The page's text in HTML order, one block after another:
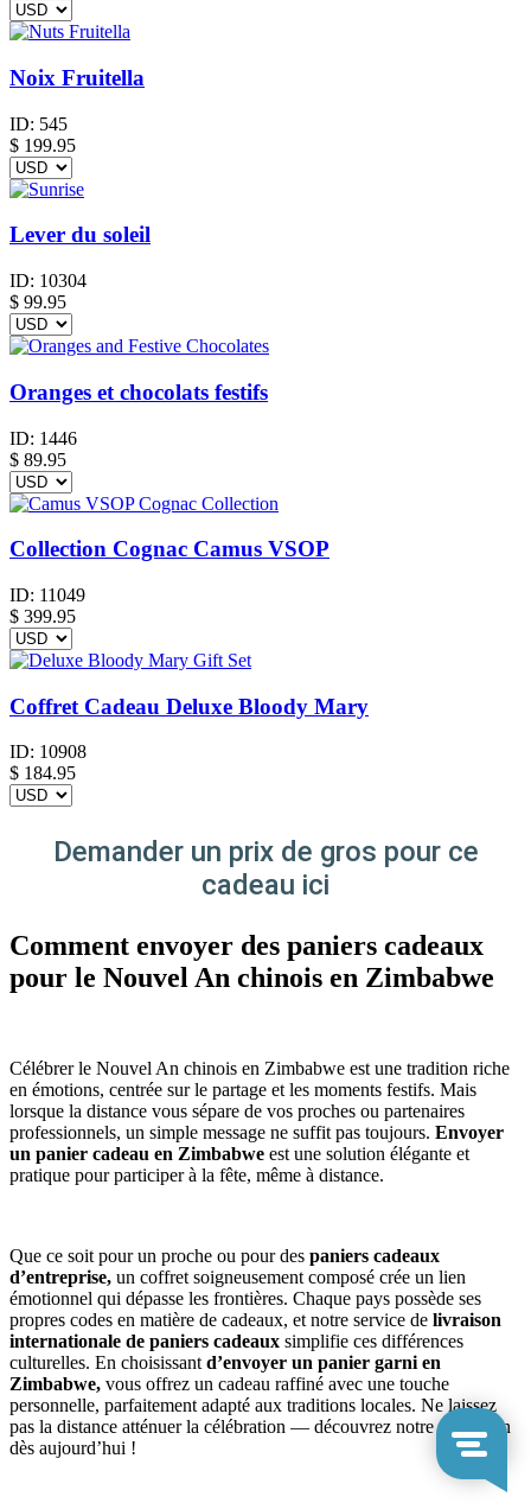
Noix Fruitella
ID: 545
$ 199.95
Lever du soleil
ID: 10304
$ 99.95
Oranges et chocolats festifs
ID: 1446
$ 89.95
Collection Cognac Camus VSOP
ID: 11049
$ 399.95
Coffret Cadeau Deluxe Bloody Mary
ID: 10908
$ 184.95
Demander un prix de gros pour ce
cadeau ici
Comment envoyer des paniers cadeaux
pour le Nouvel An chinois en Zimbabwe
Célébrer le Nouvel An chinois en Zimbabwe est une tradition riche
en émotions, centrée sur le partage et les moments festifs. Mais
lorsque la distance vous sépare de vos proches ou partenaires
professionnels, un simple message ne suffit pas toujours. Envoyer
un panier cadeau en Zimbabwe est une solution élégante et
pratique pour participer à la fête, même à distance.
Que ce soit pour un proche ou pour des paniers cadeaux
d’entreprise, un coffret soigneusement composé crée un lien
émotionnel qui dépasse les frontières. Chaque pays possède ses
propres codes en matière de cadeaux, et notre service de livraison
internationale de paniers cadeaux simplifie ces différences
culturelles. En choisissant d’envoyer un panier garni en
Zimbabwe, vous offrez un cadeau raffiné avec une touche
personnelle, parfaitement adapté aux traditions locales. Ne laissez
pas la distance atténuer la célébration — découvrez notre collection
dès aujourd’hui !